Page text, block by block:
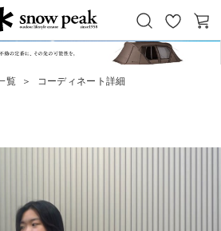
Snow Peak
お
気
カ
覧 ＞ コーディネート詳細